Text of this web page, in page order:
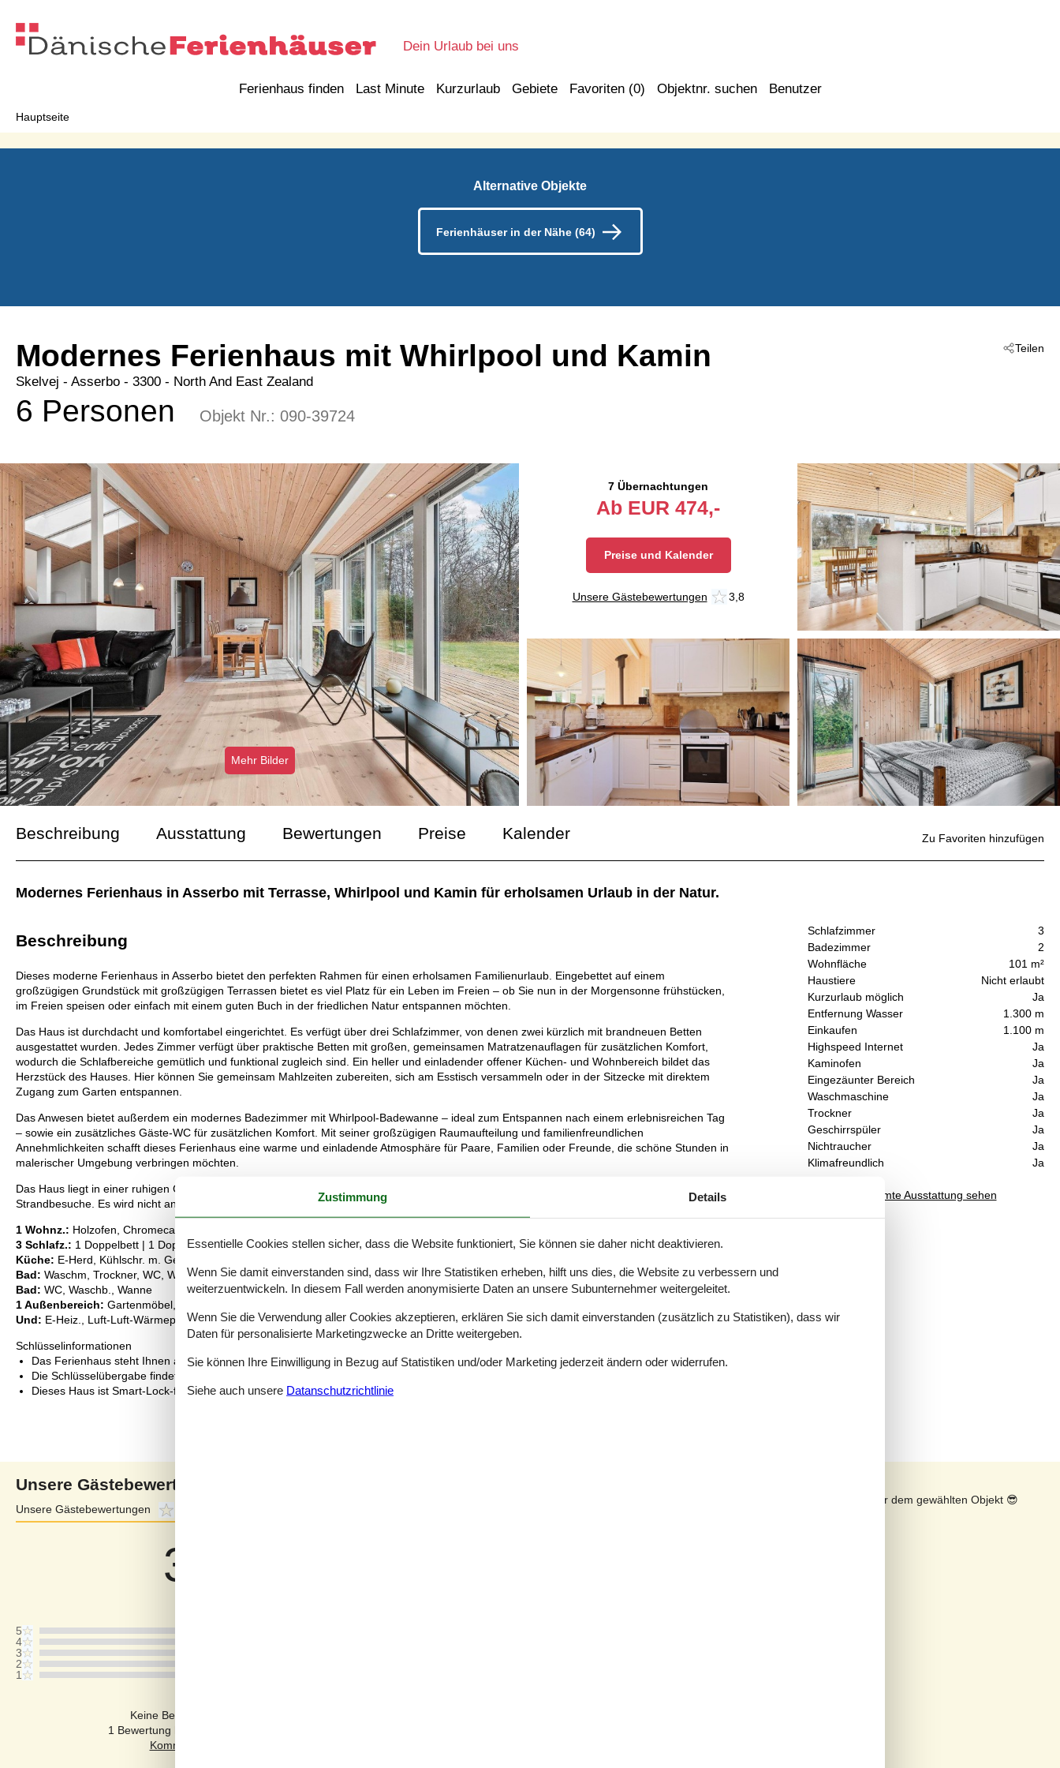
Dein Urlaub bei uns
Ferienhaus finden Last Minute Kurzurlaub Gebiete Favoriten (0) Objektnr. suchen Benutzer
Hauptseite
Alternative Objekte
Ferienhäuser in der Nähe (64)
Teilen
Modernes Ferienhaus mit Whirlpool und Kamin
Skelvej - Asserbo - 3300 - North And East Zealand
6 Personen Objekt Nr.: 090-39724
Mehr Bilder
7 Übernachtungen
Ab EUR 474,-
Preise und Kalender
Unsere Gästebewertungen 3,8
Beschreibung Ausstattung Bewertungen Preise Kalender
Modernes Ferienhaus in Asserbo mit Terrasse, Whirlpool und Kamin für erholsamen Urlaub in der Natur.
Schlafzimmer
3
Badezimmer
2
Wohnfläche
101 m²
Haustiere
Nicht erlaubt
Kurzurlaub möglich
Ja
Entfernung Wasser
1.300 m
Einkaufen
1.100 m
Highspeed Internet
Ja
Kaminofen
Ja
Eingezäunter Bereich
Ja
Waschmaschine
Ja
Trockner
Ja
Geschirrspüler
Ja
Nichtraucher
Ja
Klimafreundlich
Ja
Gesamte Ausstattung sehen
Zu Favoriten hinzufügen
Beschreibung
Dieses moderne Ferienhaus in Asserbo bietet den perfekten Rahmen für einen erholsamen Familienurlaub. Eingebettet auf einem
großzügigen Grundstück mit großzügigen Terrassen bietet es viel Platz für ein Leben im Freien – ob Sie nun in der Morgensonne frühstücken,
im Freien speisen oder einfach mit einem guten Buch in der friedlichen Natur entspannen möchten.
Das Haus ist durchdacht und komfortabel eingerichtet. Es verfügt über drei Schlafzimmer, von denen zwei kürzlich mit brandneuen Betten
ausgestattet wurden. Jedes Zimmer verfügt über praktische Betten mit großen, gemeinsamen Matratzenauflagen für zusätzlichen Komfort,
wodurch die Schlafbereiche gemütlich und funktional zugleich sind. Ein heller und einladender offener Küchen- und Wohnbereich bildet das
Herzstück des Hauses. Hier können Sie gemeinsam Mahlzeiten zubereiten, sich am Esstisch versammeln oder in der Sitzecke mit direktem
Zugang zum Garten entspannen.
Das Anwesen bietet außerdem ein modernes Badezimmer mit Whirlpool-Badewanne – ideal zum Entspannen nach einem erlebnisreichen Tag
– sowie ein zusätzliches Gäste-WC für zusätzlichen Komfort. Mit seiner großzügigen Raumaufteilung und familienfreundlichen
Annehmlichkeiten schafft dieses Ferienhaus eine warme und einladende Atmosphäre für Paare, Familien oder Freunde, die schöne Stunden in
malerischer Umgebung verbringen möchten.
Das Haus liegt in einer ruhigen Gegend in der Nähe der Natur und eignet sich ideal für Outdoor-Aktivitäten, Spaziergänge oder
Strandbesuche. Es wird nicht an Jugendgruppen vermietet, um allen Gästen eine ruhige Umgebung zu bieten.
1 Wohnz.: Holzofen, Chromecast
3 Schlafz.: 1 Doppelbett | 1 Doppelbett | 1 Doppelbett
Küche: E-Herd, Kühlschr. m. Gefrierfach, Mikrow., Abzugsh., Kaffeem., Spülm.
Bad: Waschm, Trockner, WC, Waschb., Dusche
Bad: WC, Waschb., Wanne
1 Außenbereich: Gartenmöbel, Holzkohlegrill, Terrasse
Und: E-Heiz., Luft-Luft-Wärmepumpe, Garten 1588 m2 , Ferienhausgebiet, Nichtraucherhaus
Schlüsselinformationen
Das Ferienhaus steht Ihnen am Anreisetag ab 16:00 Uhr zur Verfügung.
Die Schlüsselübergabe findet am Haus statt.
Dieses Haus ist Smart-Lock-fähig
Unsere Gästebewertungen
Unsere Gästebewertungen
3,8
5
4
3
2
1
Keine Bewertungen haben Kommentare auf Deutsch
1 Bewertung hat einen Kommentar in einer anderen Sprache.
Sonnenstand über dem gewählten Objekt 😎
Zustimmung Details
Essentielle Cookies stellen sicher, dass die Website funktioniert, Sie können sie daher nicht deaktivieren.
Wenn Sie damit einverstanden sind, dass wir Ihre Statistiken erheben, hilft uns dies, die Website zu verbessern und
weiterzuentwickeln. In diesem Fall werden anonymisierte Daten an unsere Subunternehmer weitergeleitet.
Wenn Sie die Verwendung aller Cookies akzeptieren, erklären Sie sich damit einverstanden (zusätzlich zu Statistiken), dass wir
Daten für personalisierte Marketingzwecke an Dritte weitergeben.
Sie können Ihre Einwilligung in Bezug auf Statistiken und/oder Marketing jederzeit ändern oder widerrufen.
Siehe auch unsere Datanschutzrichtlinie